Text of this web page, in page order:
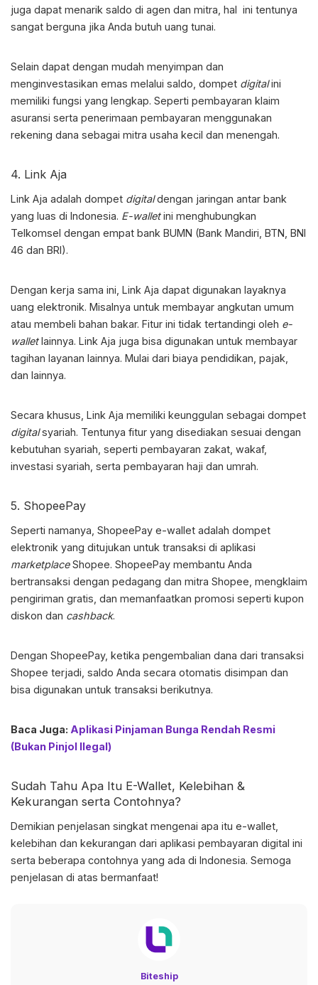
juga dapat menarik saldo di agen dan mitra, hal ini tentunya
sangat berguna jika Anda butuh uang tunai.
Selain dapat dengan mudah menyimpan dan
menginvestasikan emas melalui saldo, dompet digitalini
memiliki fungsi yang lengkap. Seperti pembayaran klaim
asuransi serta penerimaan pembayaran menggunakan
rekening dana sebagai mitra usaha kecil dan menengah.
4. Link Aja
Link Aja adalah dompet digitaldengan jaringan antar bank
yang luas di Indonesia. E-walletini menghubungkan
Telkomsel dengan empat bank BUMN (Bank Mandiri, BTN, BNI
46 dan BRI).
Dengan kerja sama ini, Link Aja dapat digunakan layaknya
uang elektronik. Misalnya untuk membayar angkutan umum
atau membeli bahan bakar. Fitur ini tidak tertandingi oleh e-
walletlainnya. Link Aja juga bisa digunakan untuk membayar
tagihan layanan lainnya. Mulai dari biaya pendidikan, pajak,
dan lainnya.
Secara khusus, Link Aja memiliki keunggulan sebagai dompet
digitalsyariah. Tentunya fitur yang disediakan sesuai dengan
kebutuhan syariah, seperti pembayaran zakat, wakaf,
investasi syariah, serta pembayaran haji dan umrah.
5. ShopeePay
Seperti namanya, ShopeePay e-wallet adalah dompet
elektronik yang ditujukan untuk transaksi di aplikasi
marketplaceShopee. ShopeePay membantu Anda
bertransaksi dengan pedagang dan mitra Shopee, mengklaim
pengiriman gratis, dan memanfaatkan promosi seperti kupon
diskon dan cashback.
Dengan ShopeePay, ketika pengembalian dana dari transaksi
Shopee terjadi, saldo Anda secara otomatis disimpan dan
bisa digunakan untuk transaksi berikutnya.
Baca Juga: Aplikasi Pinjaman Bunga Rendah Resmi
(Bukan Pinjol Ilegal)
Sudah Tahu Apa Itu E-Wallet, Kelebihan &
Kekurangan serta Contohnya?
Demikian penjelasan singkat mengenai apa itu e-wallet,
kelebihan dan kekurangan dari aplikasi pembayaran digital ini
serta beberapa contohnya yang ada di Indonesia. Semoga
penjelasan di atas bermanfaat!
Biteship